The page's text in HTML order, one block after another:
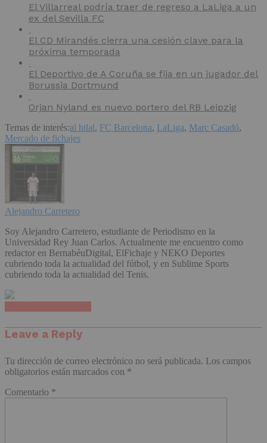
El Villarreal podría traer de regreso a LaLiga a un
ex del Sevilla FC
El CD Mirandés cierra una cesión clave para la
próxima temporada
El Deportivo de A Coruña se fija en un jugador del
Borussia Dortmund
Orjan Nyland es nuevo portero del RB Leipzig
Temas de interés:al hilal, FC Barcelona, LaLiga, Marc Casadó,
Mercado de fichajes
Alejandro Carretero
Soy Alejandro Carretero, estudiante de Periodismo en la
Universidad Rey Juan Carlos. Actualmente me encuentro como
redactor en BernabéuDigital, ElFichaje y NEKO Deportes
cubriendo toda la actualidad del fútbol, y en Sublime Sports
cubriendo toda la actualidad del Tenis.
Leave a Reply
Tu dirección de correo electrónico no será publicada. Los campos
obligatorios están marcados con *
Comentario *